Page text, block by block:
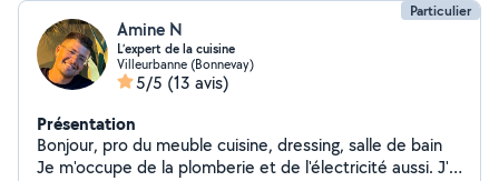
Particulier
Amine N
L’expert de la cuisine
Villeurbanne (Bonnevay)
5/5 (13 avis)
Présentation
Bonjour, pro du meuble cuisine, dressing, salle de bain
Je m'occupe de la plomberie et de l'électricité aussi. J'ai